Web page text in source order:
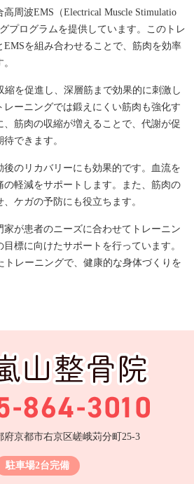
周波EMS（Electrical Muscle Stimulatio
プログラムを提供しています。このトレ
を組み合わせることで、筋肉を効率
縮を促進し、深層筋まで効果的に刺激し
レーニングでは鍛えにくい筋肉も強化す
、筋肉の収縮が増えることで、代謝が促
できます。
後のリカバリーにも効果的です。血流を
軽減をサポートします。また、筋肉の
ケガの予防にも役立ちます。
が患者のニーズに合わせてトレーニン
標に向けたサポートを行っています。
トレーニングで、健康的な身体づくりを
府京都市右京区嵯峨苅分町25-3
駐車場2台完備